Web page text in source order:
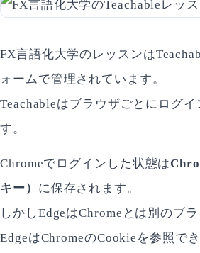
FX言語化大学のレッスンは
ォームで管理されています。
Teachableはブラウザごとにログイ
す。
Chromeでログインした状態は
キー） に保存されます。
しかしEdgeはChromeとは別のブラ
EdgeはChromeのCookieを参照で